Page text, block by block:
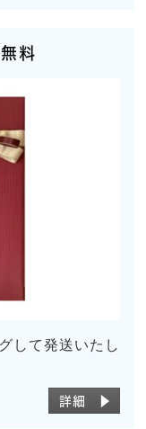
料
して発送いたし
詳細 ▶